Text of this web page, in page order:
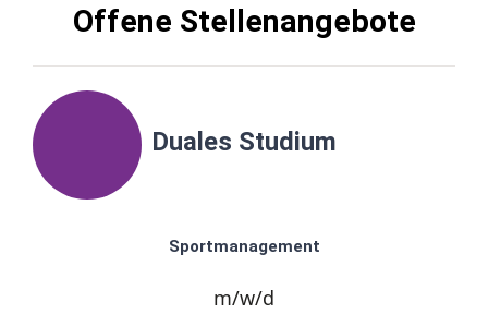
Offene Stellenangebote
Duales Studium
Sportmanagement
m/w/d